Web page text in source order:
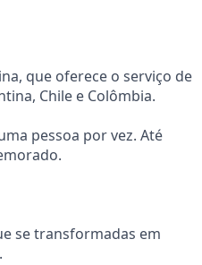
que oferece o serviço de
Chile e Colômbia.
pessoa por vez. Até
se transformadas em